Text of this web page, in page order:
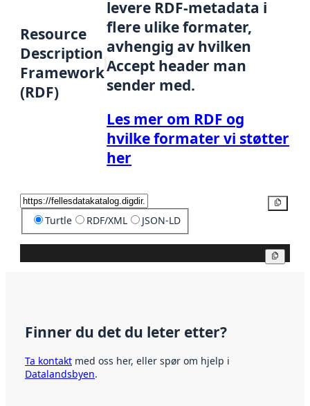
Resource
Description
Framework
(RDF)
levere RDF-metadata i
flere ulike formater,
avhengig av hvilken
Accept header man
sender med.
Les mer om RDF og
hvilke formater vi støtter
her
Turtle RDF/XML JSON-LD
Finner du det du leter etter?
Ta kontakt med oss her, eller spør om hjelp i
Datalandsbyen.